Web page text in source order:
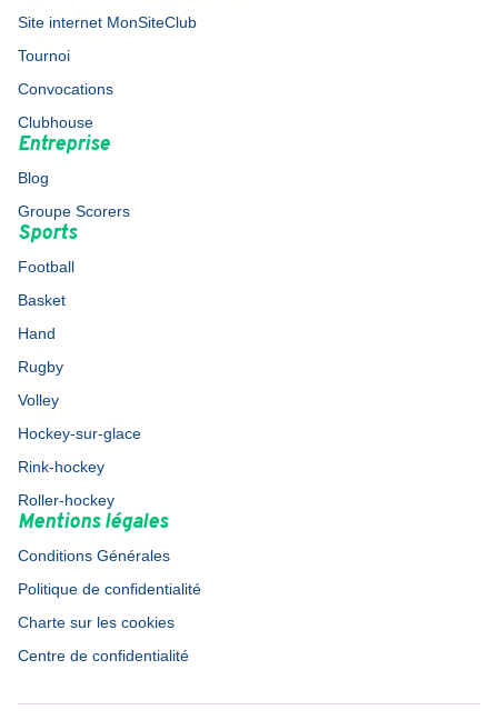
Site internet MonSiteClub
Tournoi
Convocations
Clubhouse
Entreprise
Blog
Groupe Scorers
Sports
Football
Basket
Hand
Rugby
Volley
Hockey-sur-glace
Rink-hockey
Roller-hockey
Mentions légales
Conditions Générales
Politique de confidentialité
Charte sur les cookies
Centre de confidentialité